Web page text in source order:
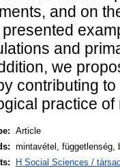
and on
and
we
contributing
practice
Article
mintavétel,
H Social Sciences /